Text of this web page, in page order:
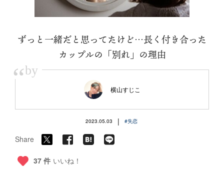
ずっと一緒だと思ってたけど…長く付き合った
カップルの「別れ」の理由
“by
横山すじこ
2023.05.03 | #失恋
Share
37 件 いいね！